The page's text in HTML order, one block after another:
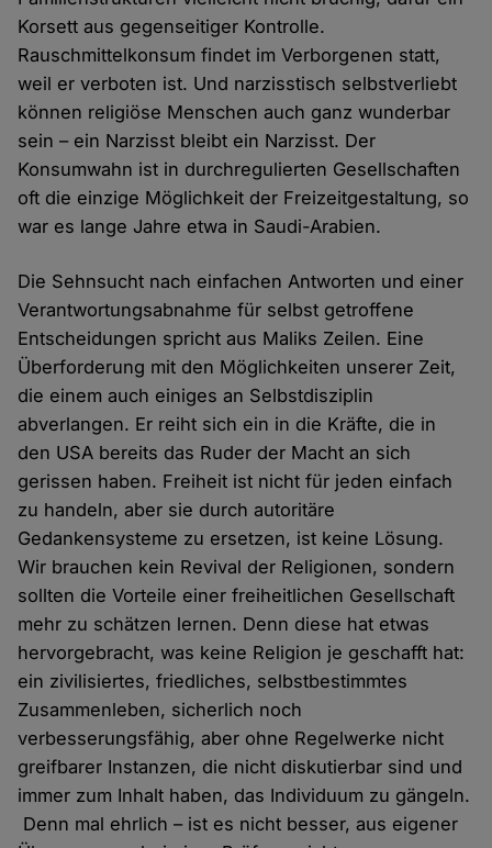
Korsett aus gegenseitiger Kontrolle.
Rauschmittelkonsum findet im Verborgenen statt,
weil er verboten ist. Und narzisstisch selbstverliebt
können religiöse Menschen auch ganz wunderbar
sein – ein Narzisst bleibt ein Narzisst. Der
Konsumwahn ist in durchregulierten Gesellschaften
oft die einzige Möglichkeit der Freizeitgestaltung, so
war es lange Jahre etwa in Saudi-Arabien.
Die Sehnsucht nach einfachen Antworten und einer
Verantwortungsabnahme für selbst getroffene
Entscheidungen spricht aus Maliks Zeilen. Eine
Überforderung mit den Möglichkeiten unserer Zeit,
die einem auch einiges an Selbstdisziplin
abverlangen. Er reiht sich ein in die Kräfte, die in
den USA bereits das Ruder der Macht an sich
gerissen haben. Freiheit ist nicht für jeden einfach
zu handeln, aber sie durch autoritäre
Gedankensysteme zu ersetzen, ist keine Lösung.
Wir brauchen kein Revival der Religionen, sondern
sollten die Vorteile einer freiheitlichen Gesellschaft
mehr zu schätzen lernen. Denn diese hat etwas
hervorgebracht, was keine Religion je geschafft hat:
ein zivilisiertes, friedliches, selbstbestimmtes
Zusammenleben, sicherlich noch
verbesserungsfähig, aber ohne Regelwerke nicht
greifbarer Instanzen, die nicht diskutierbar sind und
immer zum Inhalt haben, das Individuum zu gängeln.
Denn mal ehrlich – ist es nicht besser, aus eigener